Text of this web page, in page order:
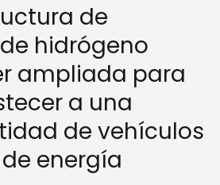
de
hidrógeno
ampliada para
a una
de vehículos
energía